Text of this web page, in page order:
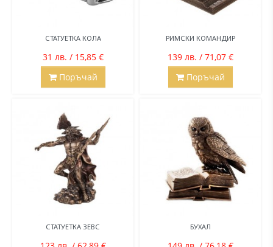
СТАТУЕТКА КОЛА
31 лв. / 15,85 €
Поръчай
РИМСКИ КОМАНДИР
139 лв. / 71,07 €
Поръчай
СТАТУЕТКА ЗЕВС БУХАЛ